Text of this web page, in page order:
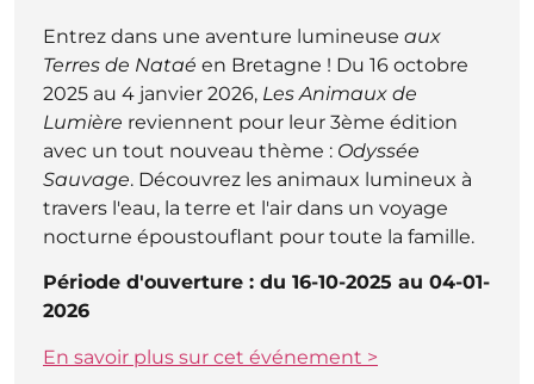
Entrez dans une aventure lumineuse aux
Terres de Nataé en Bretagne ! Du 16 octobre
2025 au 4 janvier 2026, Les Animaux de
Lumière reviennent pour leur 3ème édition
avec un tout nouveau thème : Odyssée
Sauvage. Découvrez les animaux lumineux à
travers l'eau, la terre et l'air dans un voyage
nocturne époustouflant pour toute la famille.
Période d'ouverture : du 16-10-2025 au 04-01-
2026
En savoir plus sur cet événement >